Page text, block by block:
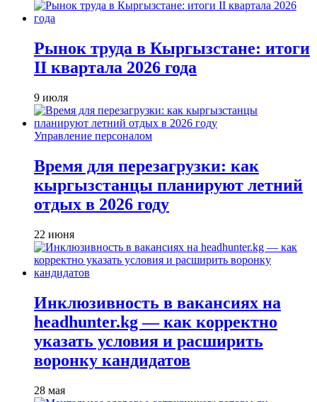
Рынок труда в Кыргызстане: итоги
II квартала 2026 года
9 июля
Управление персоналом
Время для перезагрузки: как
кыргызстанцы планируют летний
отдых в 2026 году
22 июня
Инклюзивность в вакансиях на
headhunter.kg — как корректно
указать условия и расширить
воронку кандидатов
28 мая